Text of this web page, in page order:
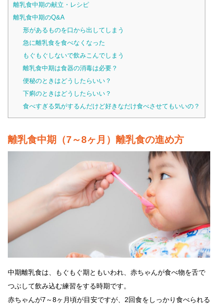
離乳食中期の献立・レシピ
離乳食中期のQ&A
形があるものを口から出してしまう
急に離乳食を食べなくなった
もぐもぐしないで飲みこんでしまう
離乳食中期は食器の消毒は必要？
便秘のときはどうしたらいい？
下痢のときはどうしたらいい？
食べすぎる気がするんだけど好きなだけ食べさせてもいいの？
離乳食中期（7～8ヶ月）離乳食の進め方
中期離乳食は、もぐもぐ期ともいわれ、赤ちゃんが食べ物を舌で
つぶして飲み込む練習をする時期です。
赤ちゃんが7～8ヶ月頃が目安ですが、2回食をしっかり食べられる